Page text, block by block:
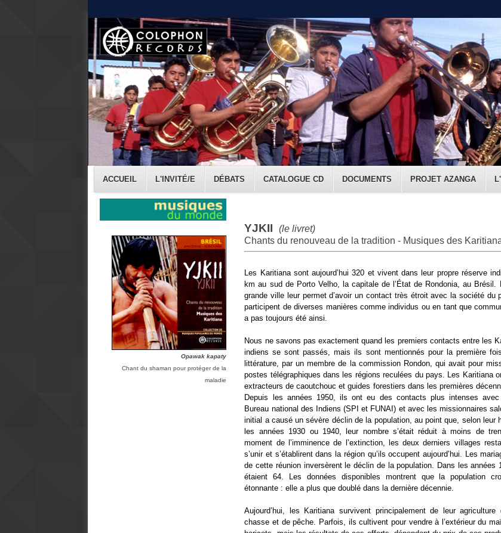
ACCUEIL L'INVITÉ/E DÉBATS CATALOGUE CD DOCUMENTS PROJET AZANGA
Opawak kapaty
Chant du shaman pour protéger de la
maladie
YJKII
(le livret)
Chants du renouveau de la tradition - Musiques des
Les Karitiana sont aujourd’hui 320 et vivent dans leur propre réserve
km au sud de Porto Velho, la capitale de l’État de Rondonia, au Brésil.
grande ville leur permet d’avoir un contact très étroit avec la société du
participent de diverses manières comme individus ou en tant que
a pas toujours été ainsi.
Nous ne savons pas exactement quand les premiers contacts entre les
indiens se sont passés, mais ils sont mentionnés pour la première
littérature, par un membre de la commission Rondon, qui avait pour
postes télégraphiques dans les régions reculées du pays. Les Karitiana
extracteurs de caoutchouc et guides forestiers dans les premières
Depuis les années 1950, ils ont eu des contacts plus intenses
Bureau national des Indiens (SPI et FUNAI) et avec les missionnaires
initial a causé un sévère déclin de la population, au point que, selon leur
les années 1930 ou 1940, leur nombre s’était réduit à moins de
moment de l’imminence de l’extinction, les deux derniers villages
s’unir et s’établirent dans la région qu’ils occupent aujourd’hui. Les
de cette réunion inversèrent le déclin de la population. Dans les années
étaient 64. Les données disponibles montrent que la population
étonnante : elle a plus que doublé dans la dernière décennie.
Aujourd’hui, les Karitiana survivent principalement de leur
chasse et de pêche. Parfois, ils cultivent pour vendre à l’extérieur du